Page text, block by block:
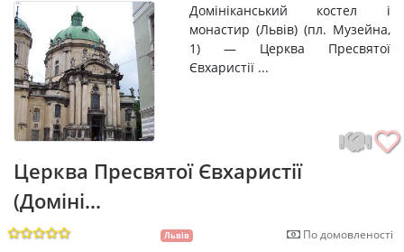
Домініканський костел і
монастир (Львів) (пл. Музейна,
1) — Церква Пресвятої
Євхаристії ...
Церква Пресвятої Євхаристії
(Доміні...
Львів По домовленості